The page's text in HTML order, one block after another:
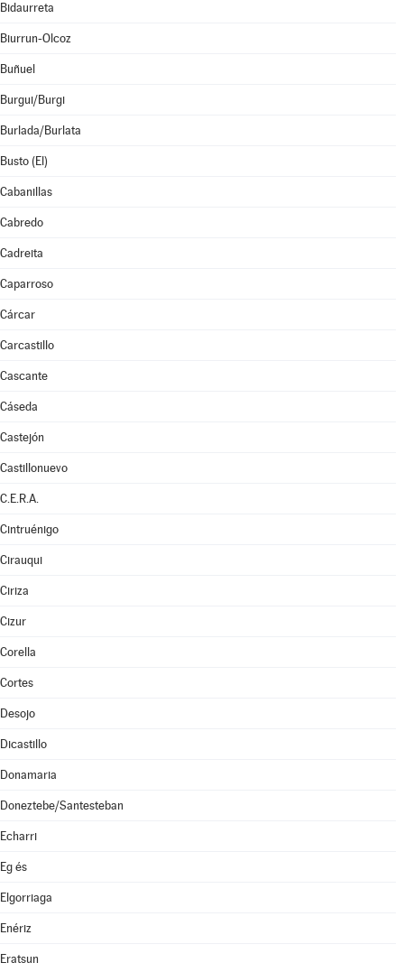
Bidaurreta
Biurrun-Olcoz
Buñuel
Burgui/Burgi
Burlada/Burlata
Busto (El)
Cabanillas
Cabredo
Cadreita
Caparroso
Cárcar
Carcastillo
Cascante
Cáseda
Castejón
Castillonuevo
C.E.R.A.
Cintruénigo
Cirauqui
Ciriza
Cizur
Corella
Cortes
Desojo
Dicastillo
Donamaria
Doneztebe/Santesteban
Echarri
Eg és
Elgorriaga
Enériz
Eratsun